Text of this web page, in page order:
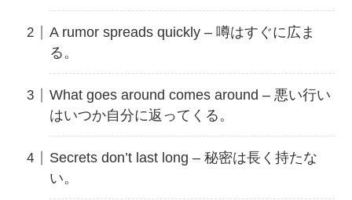
A rumor spreads quickly – 噂はすぐに広ま
る。
What goes around comes around – 悪い行い
はいつか自分に返ってくる。
Secrets don’t last long – 秘密は長く持たな
い。